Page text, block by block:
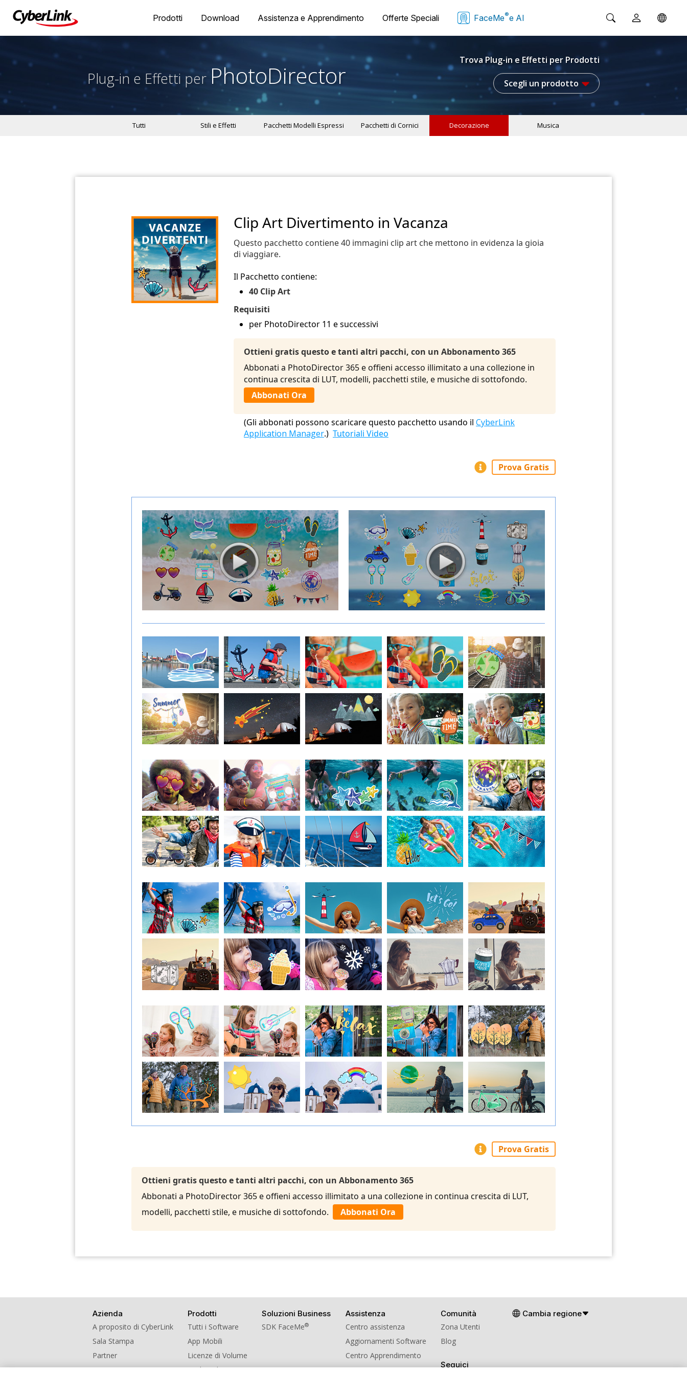
Prodotti Download Assistenza e Apprendimento Offerte Speciali FaceMe®e AI
Plug-in e Effetti per PhotoDirector
Trova Plug-in e Effetti per Prodotti
Scegli un prodotto
Tutti Stili e Effetti Pacchetti Modelli Espressi Pacchetti di Cornici Decorazione Musica
Clip Art Divertimento in Vacanza
Questo pacchetto contiene 40 immagini clip art che mettono in evidenza la gioia
di viaggiare.
Il Pacchetto contiene:
40 Clip Art
Requisiti
per PhotoDirector 11 e successivi
Ottieni gratis questo e tanti altri pacchi, con un Abbonamento 365
Abbonati a PhotoDirector 365 e offieni accesso illimitato a una collezione in
continua crescita di LUT, modelli, pacchetti stile, e musiche di sottofondo.
Abbonati Ora
(Gli abbonati possono scaricare questo pacchetto usando il CyberLink
Application Manager.) Tutoriali Video
Prova Gratis
Prova Gratis
Ottieni gratis questo e tanti altri pacchi, con un Abbonamento 365
Abbonati a PhotoDirector 365 e offieni accesso illimitato a una collezione in continua crescita di LUT,
modelli, pacchetti stile, e musiche di sottofondo.
Abbonati Ora
Azienda
A proposito di CyberLink
Sala Stampa
Partner
Contatti
Prodotti
Tutti i Software
App Mobili
Licenze di Volume
Scolastiche
Soluzioni Business
SDK FaceMe®
Assistenza
Centro assistenza
Aggiornamenti Software
Centro Apprendimento
Comunità
Zona Utenti
Blog
Seguici
Cambia regione